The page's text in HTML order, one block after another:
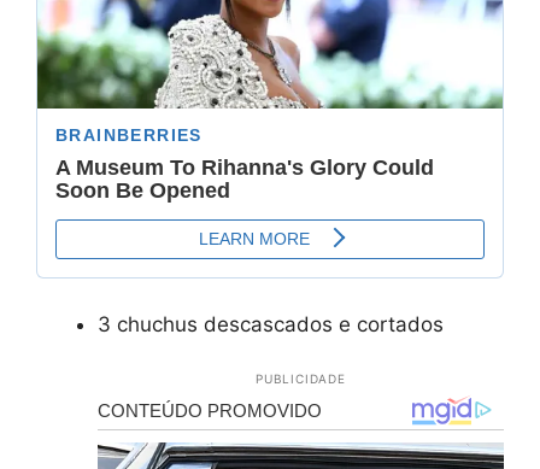
3 chuchus descascados e cortados
PUBLICIDADE